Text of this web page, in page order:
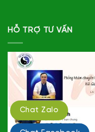
HỖ TRỢ TƯ VẤN
Chat Zalo